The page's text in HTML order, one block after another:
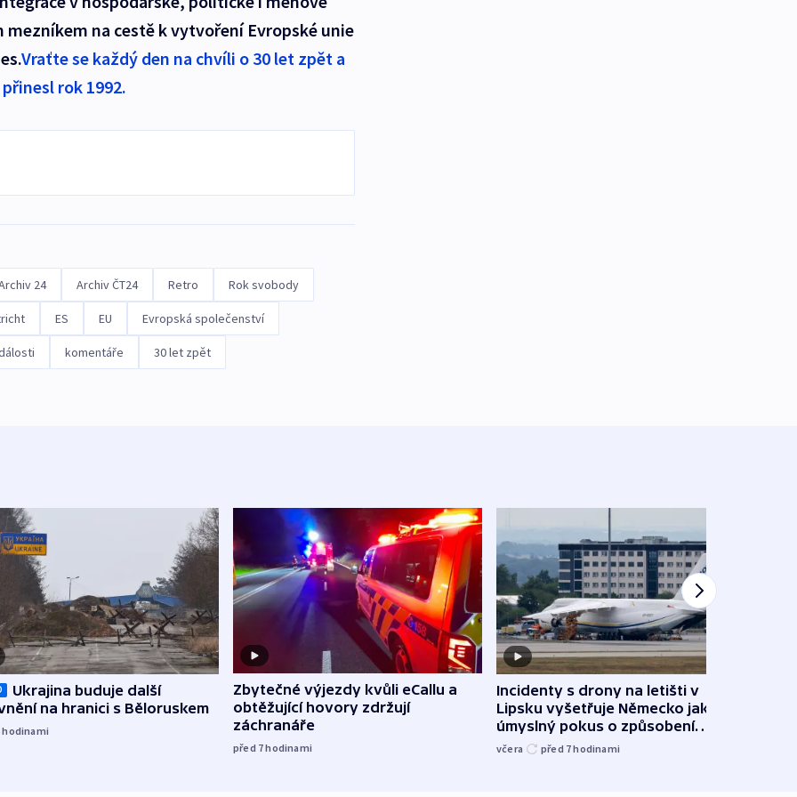
na cestě k vytvoření Evropské unie
Vraťte se každý den na chvíli o 30 let zpět a
rok 1992.
24 Archiv ČT24 Retro Rok svobody
ES EU Evropská společenství
komentáře 30 let zpět
Ukrajina buduje další
na hranici s Běloruskem
hodinami
Zbytečné výjezdy kvůli eCallu a
obtěžující hovory zdržují
záchranáře
před 7hodinami
Incidenty s drony na letišti v
Lipsku vyšetřuje Německo jako
úmyslný pokus o způsobení
exploze
včera před 7hodinami